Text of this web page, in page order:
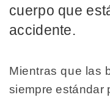
cuerpo que
accidente.
Mientras que las
siempre estándar